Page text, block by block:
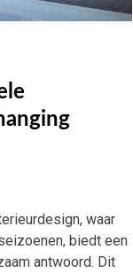
waar
biedt een
antwoord. Dit